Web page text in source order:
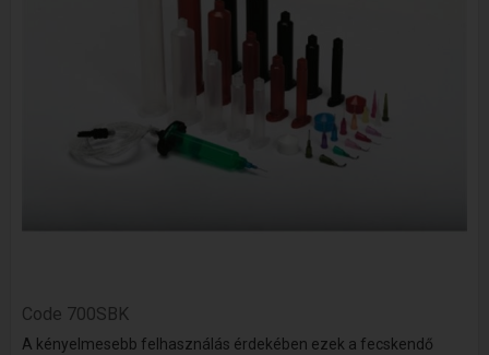
Code 700SBK
A kényelmesebb felhasználás érdekében ezek a fecskendő